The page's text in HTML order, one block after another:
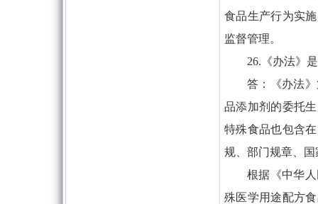
食品生产行为实
监督管理。
26.《办法》
答：《办法
品添加剂的委托
特殊食品也包含
规、部门规章、
根据《中华
殊医学用途配方